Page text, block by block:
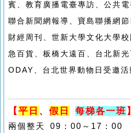
賓、教育廣播電臺專訪、公共
聯合新聞網報導、寶島聯播網節
財經周刊、世新大學文化大學
急百貨、板橋大遠百、台北新
ODAY、台北世界動物日受邀活
【 平日 、 假日 每梯各一班 】
兩個整天 09：00～17：00